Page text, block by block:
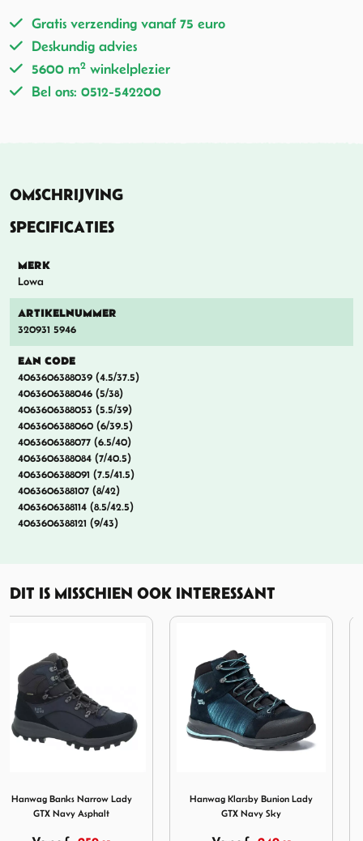
Gratis verzending vanaf 75 euro
Deskundig advies
5600 m2 winkelplezier
Bel ons: 0512-542200
OMSCHRIJVING
SPECIFICATIES
MERK
Lowa
ARTIKELNUMMER
320931 5946
EAN CODE
4063606388039 (4.5/37.5)
4063606388046 (5/38)
4063606388053 (5.5/39)
4063606388060 (6/39.5)
4063606388077 (6.5/40)
4063606388084 (7/40.5)
4063606388091 (7.5/41.5)
4063606388107 (8/42)
4063606388114 (8.5/42.5)
4063606388121 (9/43)
DIT IS MISSCHIEN OOK INTERESSANT
Hanwag Klarsby Bunion Lady
GTX Navy Sky
Meindl Power Walker Lady 4.2
Marine Azur